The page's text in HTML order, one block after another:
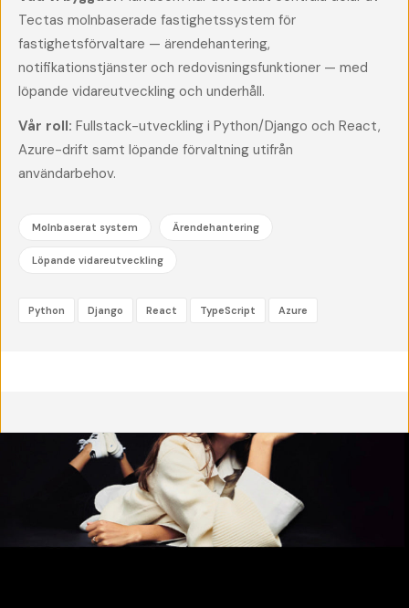
Tectas molnbaserade fastighetssystem för
fastighetsförvaltare — ärendehantering,
notifikationstjänster och redovisningsfunktioner — med
löpande vidareutveckling och underhåll.
Vår roll: Fullstack-utveckling i Python/Django och React,
Azure-drift samt löpande förvaltning utifrån
användarbehov.
Molnbaserat system Ärendehantering
Löpande vidareutveckling
Python Django React TypeScript Azure